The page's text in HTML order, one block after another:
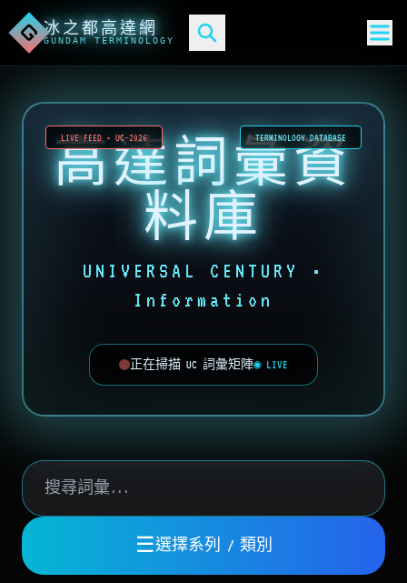
G冰之都高達網
GUNDAM TERMINOLOGY
LIVE FEED • UC-2026 TERMINOLOGY DATABASE
高達詞彙資
料庫
UNIVERSAL CENTURY •
Information
正在掃描 UC 詞彙矩陣◉ LIVE
☰選擇系列 / 類別